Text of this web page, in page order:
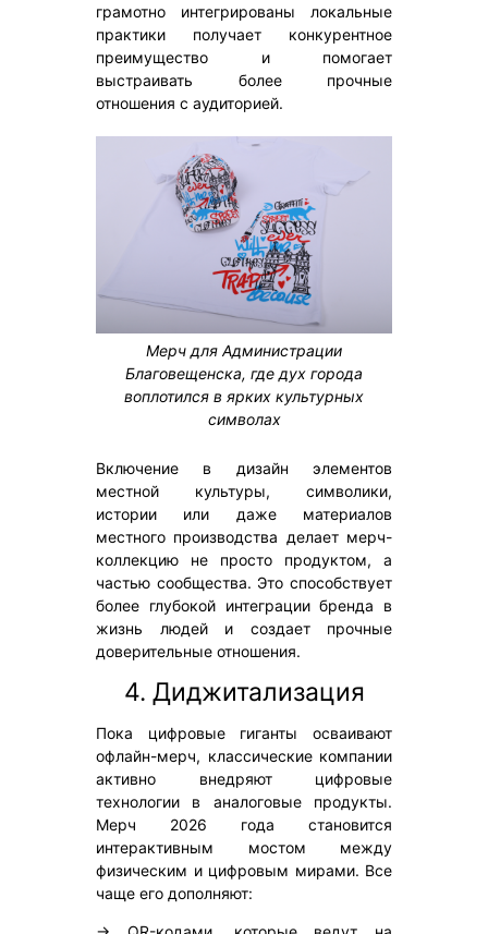
грамотно интегрированы локальные
практики получает конкурентное
преимущество и помогает
выстраивать более прочные
отношения с аудиторией.
Мерч для Администрации
Благовещенска, где дух города
воплотился в ярких культурных
символах
Включение в дизайн элементов
местной культуры, символики,
истории или даже материалов
местного производства делает мерч-
коллекцию не просто продуктом, а
частью сообщества. Это способствует
более глубокой интеграции бренда в
жизнь людей и создает прочные
доверительные отношения.
4. Диджитализация
Пока цифровые гиганты осваивают
офлайн-мерч, классические компании
активно внедряют цифровые
технологии в аналоговые продукты.
Мерч 2026 года становится
интерактивным мостом между
физическим и цифровым мирами. Все
чаще его дополняют: